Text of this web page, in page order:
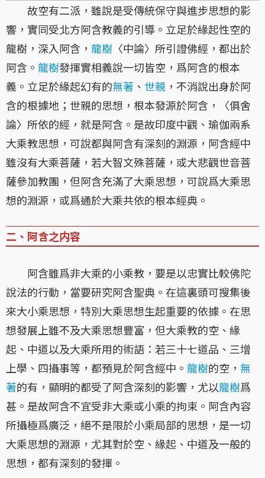
故空有二派，雖說是受傳統保守與進步思想的影
響，實同受北方阿含教義的引導。立足於緣起性空的
龍樹，深入阿含， 龍樹 〈中論〉所引證佛經，都出於
阿含。 龍樹發揮實相義說一切皆空，爲阿含的根本
義。立足於緣起幻有的無著 、 世親 ，不消說出身於阿
含的根據地；世親的思想，根本發源於阿含，〈俱舍
論〉所依的經，就是阿含。是故印度中觀、瑜伽兩系
大乘教思想，可說都與阿含有深刻的淵源，阿含經中
雖沒有大乘菩薩，若大智文殊菩薩，或大悲觀世音菩
薩參加教團，但阿含充滿了大乘思想，可說爲大乘思
想的淵源，或爲通於大乘共依的根本經典。
二、阿含之内容
阿含雖爲非大乘的小乘教，要是以忠實比較佛陀
說法的行動，當要研究阿含聖典。在這裏頭可搜集後
來大小乘思想，特別大乘思想生起重要的依據。在思
想發展上雖不及大乘思想豐富，但大乘教的空、緣
起、中道以及大乘所用的術語：若三十七道品、三增
上學、四攝事等，都預見於阿含經中。 龍樹的空， 無
著的有，顯明的都受了阿含深刻的影響，尤以龍樹爲
甚。是故阿含不宜受非大乘或小乘的拘束。阿含內容
所攝極爲廣泛，絕不是限於小乘局部的思想，是一切
大乘思想的淵源，尤其對於空、緣起、中道及一般的
思想，都有深刻的發揮。